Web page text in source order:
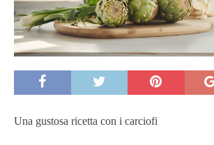
Una gustosa ricetta con i carciofi